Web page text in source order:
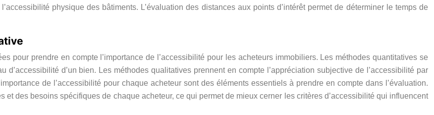
physique des bâtiments. L’évaluation des distances aux points d’intérêt permet de déterminer le temps de
pour prendre en compte l’importance de l’accessibilité pour les acheteurs immobiliers. Les méthodes quantitatives se
d’un bien. Les méthodes qualitatives prennent en compte l’appréciation subjective de l’accessibilité par
de l’accessibilité pour chaque acheteur sont des éléments essentiels à prendre en compte dans l’évaluation.
et des besoins spécifiques de chaque acheteur, ce qui permet de mieux cerner les critères d’accessibilité qui influencent